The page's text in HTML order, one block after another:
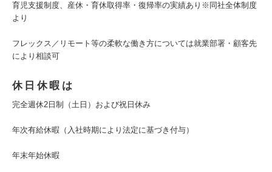
育児支援制度、産休・育休取得率・復帰率の実績あり※同社全体制度
より
フレックス／リモート等の柔軟な働き方については就業部署・顧客先
により相談可
休日休暇は
完全週休2日制（土日）および祝日休み
年次有給休暇（入社時期により法定に基づき付与）
年末年始休暇